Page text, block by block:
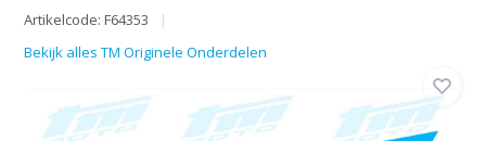
Artikelcode: F64353
Bekijk alles TM Originele Onderdelen